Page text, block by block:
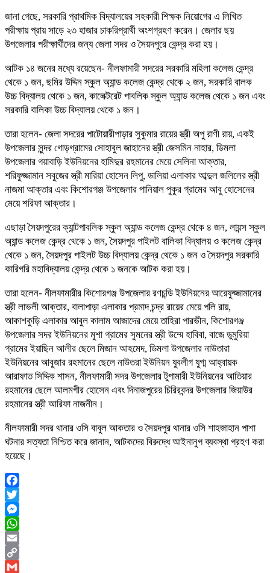
জানা গেছে, সরকারি প্রাথমিক বিদ্যালয়ের সহকারী শিক্ষক নিয়োগের এ লিখিত
পরীক্ষায় প্রায় সাড়ে ২৩ হাজার চাকরিপ্রার্থী অংশগ্রহণ করেন। জেলার ছয়
উপজেলার পরীক্ষার্থীদের জন্য জেলা সদর ও সৈয়দপুরে কেন্দ্র করা হয়।
আটক ১৪ জনের মধ্যে রয়েছেন- নীলফামারী সদরের সরকারি মহিলা কলেজ কেন্দ্র
থেকে ১ জন, ছমির উদ্দিন স্কুল অ্যান্ড কলেজ কেন্দ্র থেকে ২ জন, সরকারি বালক
উচ্চ বিদ্যালয় থেকে ১ জন, কালেক্টরেট পাবলিক স্কুল অ্যান্ড কলেজ থেকে ১ জন এবং
সরকারি বালিকা উচ্চ বিদ্যালয় থেকে ১ জন।
তারা হলেন- জেলা সদরের পাটোয়ারীপাড়ার সুকুমার রায়ের স্ত্রী অপু রাণী রায়, একই
উপজেলার সুন্দর গোড়গ্রামের সোহাবুল জাহানের স্ত্রী জেসমিন নাহার, ডিমলা
উপজেলার গয়াবাড়ি ইউনিয়নের হামিদুর রহমানের মেয়ে সেলিনা আক্তার,
শরিফুজ্জামান সবুজের স্ত্রী মারিয়া হোসেন লিপু, ডালিয়া এলাকার আব্দুল জলিলের স্ত্রী
নাজমা আক্তার এবং কিশোরগঞ্জ উপজেলার পানিয়াল পুকুর গ্রামের আবু হোসেনের
মেয়ে শরিফা আক্তার।
এছাড়া সৈয়দপুরের ক্যান্টপাবলিক স্কুল অ্যান্ড কলেজ কেন্দ্র থেকে ৪ জন, লায়ন্স স্কুল
অ্যান্ড কলেজ কেন্দ্র থেকে ১ জন, সৈয়দপুর পাইলট বালিকা বিদ্যালয় ও কলেজ কেন্দ্র
থেকে ১ জন, সৈয়দপুর পাইলট উচ্চ বিদ্যালয় কেন্দ্র থেকে ১ জন ও সৈয়দপুর সরকারি
কারিগরি মহাবিদ্যালয় কেন্দ্র থেকে ১ জনকে আটক করা হয়।
তারা হলেন- নীলফামারীর কিশোরগঞ্জ উপজেলার রণচন্ডি ইউনিয়নের আরেফুজ্জামানের
স্ত্রী লাভলী আক্তার, বালাপাড়া এলাকার প্রমাদ চন্দ্র রায়ের মেয়ে পলি রায়,
আকাশকুড়ি এলাকার আবুল কালাম আজাদের মেয়ে তাহিরা পারভীন, কিশোরগঞ্জ
উপজেলার সদর ইউনিয়নের মুশা গ্রামের সুমনের স্ত্রী উম্মে হাবিবা, বাজে ডুমুরিয়া
গ্রামের ইয়াছিন আলীর ছেলে মিজান আহমেদ, ডিমলা উপজেলার নাউতারা
ইউনিয়নের আবুজার রহমানের ছেলে নাউতরা ইউনিয়ন যুবলীগ যুগ্ম আহ্বায়ক
আরাফাত সিদ্দিক শাসন, নীলফামারী সদর উপজেলার টুপামারী ইউনিয়নের আতিয়ার
রহমানের ছেলে আলমগীর হোসেন এবং দিনাজপুরের চিরিরবন্দর উপজেলার জিয়াউর
রহমানের স্ত্রী আরিফা নাজনীন।
নীলফামারী সদর থানার ওসি বাবুল আকতার ও সৈয়দপুর থানার ওসি শাহজাহান পাশা
ঘটনার সত্যতা নিশ্চিত করে জানান, আটকদের বিরুদ্ধে আইনানুগ ব্যবস্থা গ্রহণ করা
হয়েছে।
Facebook
Twitter
Messenger
WhatsApp
Email
Copy